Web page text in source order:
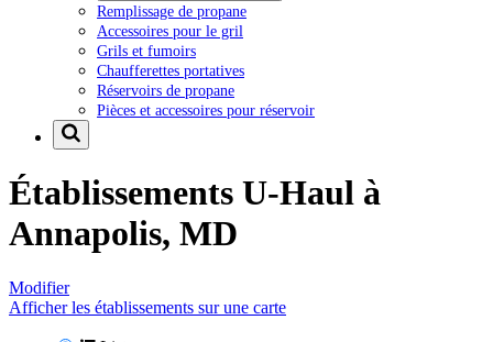
Remplissage de propane
Accessoires pour le gril
Grils et fumoirs
Chaufferettes portatives
Réservoirs de propane
Pièces et accessoires pour réservoir
Établissements U-Haul à
Annapolis, MD
Modifier
Afficher les établissements sur une carte